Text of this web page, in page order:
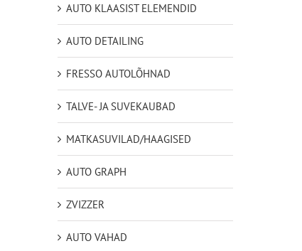
AUTO KLAASIST ELEMENDID
AUTO DETAILING
FRESSO AUTOLÕHNAD
TALVE- JA SUVEKAUBAD
MATKASUVILAD/HAAGISED
AUTO GRAPH
ZVIZZER
AUTO VAHAD